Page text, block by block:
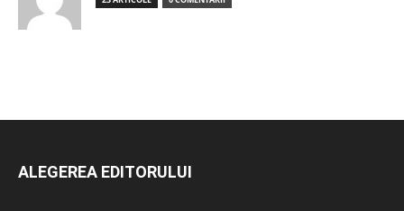
ALEGEREA EDITORULUI